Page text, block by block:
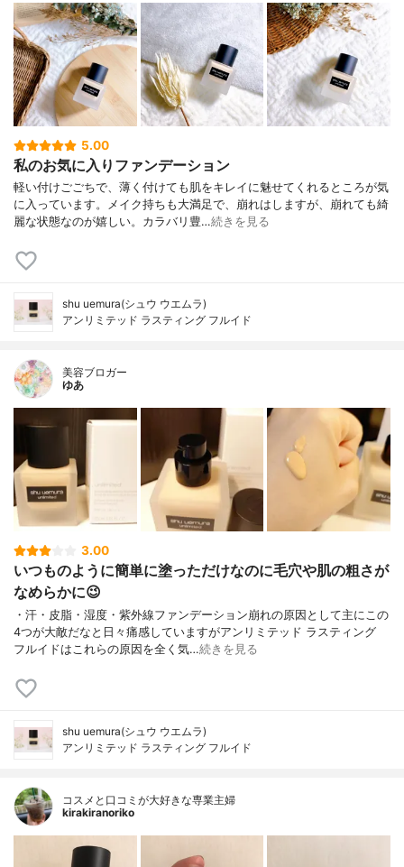
5.00
私のお気に入りファンデーション
軽い付けごごちで、薄く付けても肌をキレイに魅せてくれるところが気
に入っています。メイク持ちも大満足で、崩れはしますが、崩れても綺
麗な状態なのが嬉しい。カラバリ豊…続きを見る
shu uemura(シュウ ウエムラ)
アンリミテッド ラスティング フルイド
美容ブロガー
ゆあ
3.00
いつものように簡単に塗っただけなのに毛穴や肌の粗さが
なめらかに😉
・汗・皮脂・湿度・紫外線ファンデーション崩れの原因として主にこの
4つが大敵だなと日々痛感していますがアンリミテッド ラスティング
フルイドはこれらの原因を全く気…続きを見る
shu uemura(シュウ ウエムラ)
アンリミテッド ラスティング フルイド
コスメと口コミが大好きな専業主婦
kirakiranoriko